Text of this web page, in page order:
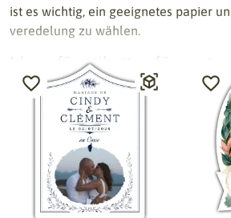
ist es wichtig, ein geeignetes papier
veredelung zu wählen.
Ideen für etiketten für
gläser mit honig oder marmelade
personalisierte kerzen
zuckermandeln und
miniaturflaschen
hausgemachte produkte
Personalisierte hochzeitsetiketten